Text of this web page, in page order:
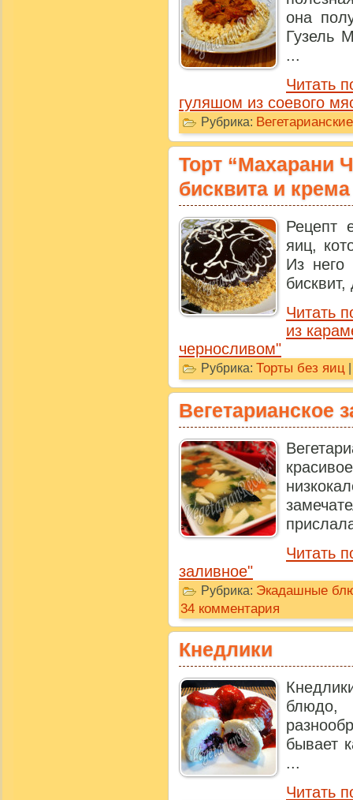
она
Гузель
...
Читать
гуляшом из соевого
Рубрика:
Торт “Махарани
бисквита и
Рецепт
яиц,
Из него
Читать
из
черносливом"
Рубрика: Торты без яиц
Вегетарианское
Читать
заливное"
Рубрика: Экадашные
34 комментария
Кнедлики
бывает
...
Читать